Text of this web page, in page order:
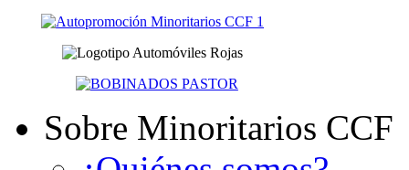
Sobre Minoritarios CCF